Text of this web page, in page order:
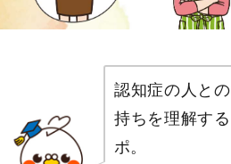
認知症の人と
持ちを理解す
ポ。